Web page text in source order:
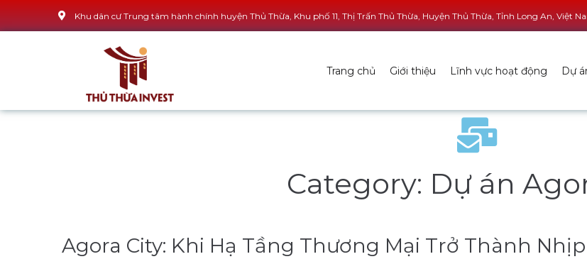
Khu dân cư Trung tâm hành chính huyện Thủ Thừa, Khu phố 11, Thị Trấn Thủ Thừa, Huyện Thủ Thừa, Tỉnh Long An, Việt
Trang chủ Giới thiệu Lĩnh vực hoạt động Dự
Category: Dự án
Agora City: Khi Hạ Tầng Thương Mại Trở Thành Nhịp